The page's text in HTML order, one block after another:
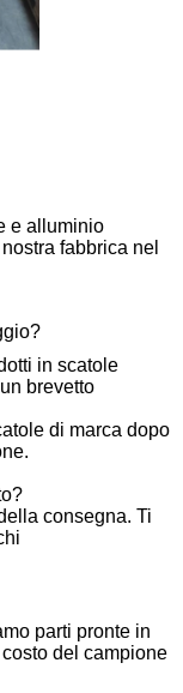
e alluminio
fabbrica nel
in scatole
brevetto
di marca dopo
consegna. Ti
parti pronte in
del campione